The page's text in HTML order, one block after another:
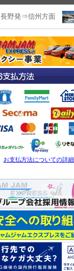
長野発⇒信州方面
お支払方法についての詳細